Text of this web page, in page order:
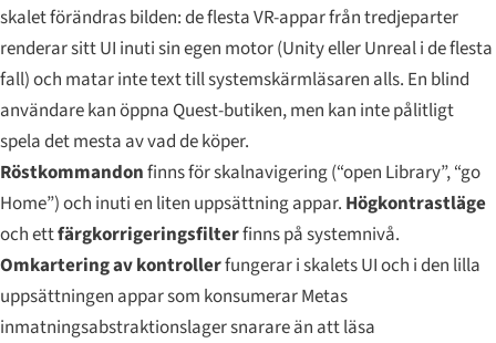
skalet förändras bilden: de flesta VR-appar från tredjeparter
renderar sitt UI inuti sin egen motor (Unity eller Unreal i de flesta
fall) och matar inte text till systemskärmläsaren alls. En blind
användare kan öppna Quest-butiken, men kan inte pålitligt
spela det mesta av vad de köper.
Röstkommandonfinns för skalnavigering (“open Library”, “go
Home”) och inuti en liten uppsättning appar. Högkontrastläge
och ettfärgkorrigeringsfilterfinns på systemnivå.
Omkartering av kontrollerfungerar i skalets UI och i den lilla
uppsättningen appar som konsumerar Metas
inmatningsabstraktionslager snarare än att läsa